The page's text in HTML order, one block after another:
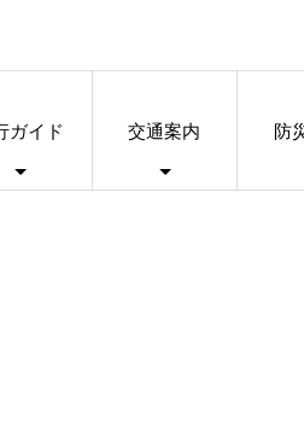
ガイド 交通案内 防